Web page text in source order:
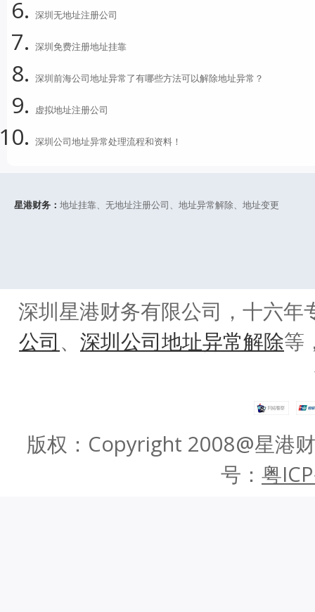
深圳无地址注册公司
深圳免费注册地址挂靠
深圳前海公司地址异常了有哪些方法可以解除地址异常？
虚拟地址注册公司
深圳公司地址异常处理流程和资料！
星港财务： 地址挂靠、无地址注册公司、地址异常解除、地址变更
深圳星港财务有限公司，十六年
公司 、 深圳公司地址异常解除等
版权：Copyright 2008@星港
号： 粤